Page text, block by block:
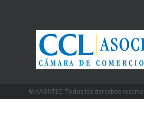
© AASINTEC, Todos los derechos